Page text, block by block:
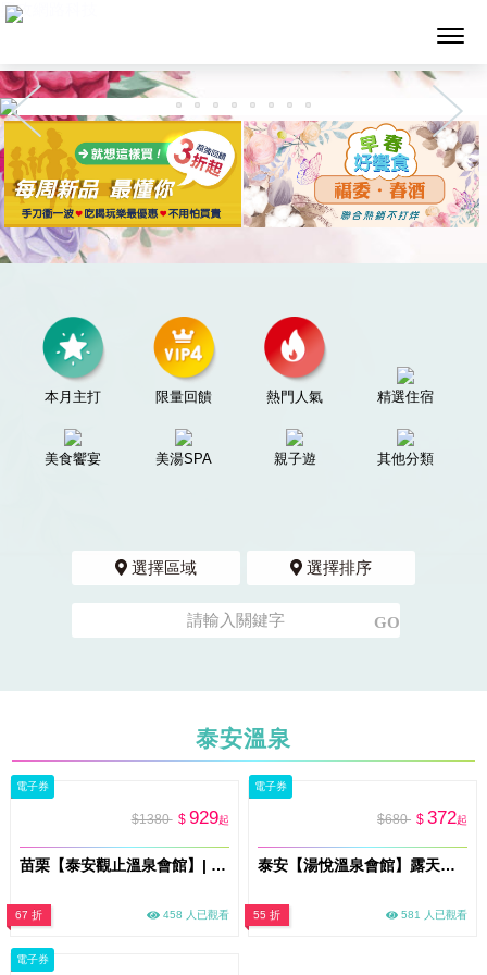
墨攻網路科技
本月主打 限量回饋 熱門人氣 精選住宿
美食饗宴 美湯SPA 親子遊 其他分類
選擇區域 選擇排序
泰安溫泉
電子券
$1380 $ 929起
苗栗【泰安觀止溫泉會館】| 露天風呂 + 慢活套餐(三選一)平日專案(MO26)
67 折 458 人已觀看
電子券
$680 $372起
泰安【湯悅溫泉會館】露天風呂平日單人泡湯優惠(MO25)
55 折 581 人已觀看
電子券